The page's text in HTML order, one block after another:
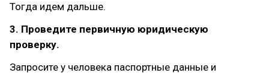
Тогда идем дальше.
3. Проведите первичную юридическую
проверку.
Запросите у человека паспортные данные и